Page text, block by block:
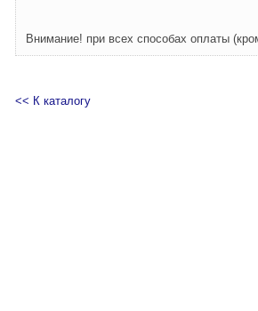
Внимание! при всех способах оплаты
<< К каталогу